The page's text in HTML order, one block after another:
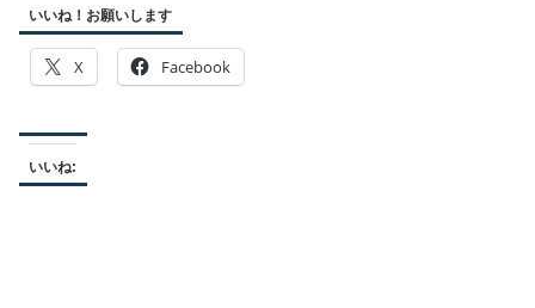
いいね！お願いします
X Facebook
いいね: